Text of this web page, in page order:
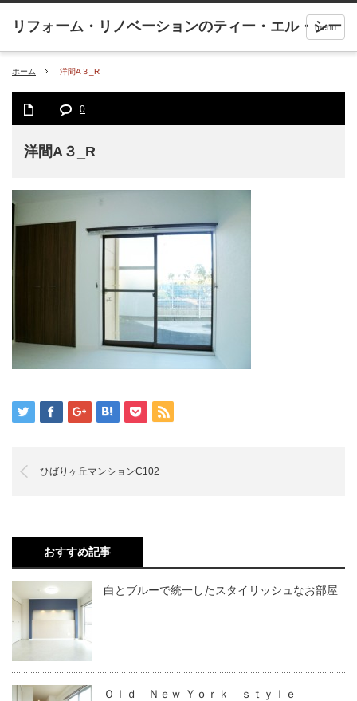
menu
ホーム 洋間A３_R
0
洋間A３_R
ひばりヶ丘マンションC102
おすすめ記事
白とブルーで統一したスタイリッシュなお部屋
Ｏｌｄ Ｎｅｗ Ｙｏｒｋ ｓｔｙｌｅ